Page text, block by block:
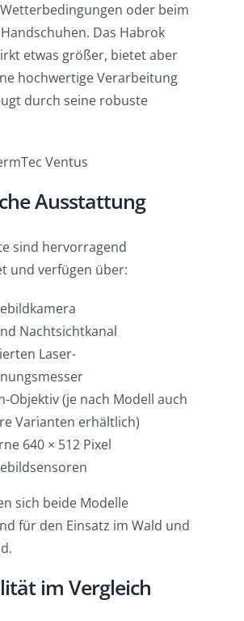
oder beim
Das Habrok
etwas größer, bietet aber
hochwertige Verarbeitung
durch seine robuste
Ventus
Ausstattung
sind hervorragend
und verfügen über:
Nachtsichtkanal
Laser-
Objektiv (je nach Modell auch
Varianten erhältlich)
640 × 512 Pixel
sich beide Modelle
für den Einsatz im Wald und
im Vergleich